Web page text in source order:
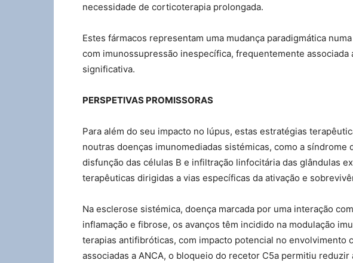
necessidade de corticoterapia prolongada.
Estes fármacos representam uma mudança paradigmática
com imunossupressão inespecífica, frequentemente associada
significativa.
PERSPETIVAS PROMISSORAS
Para além do seu impacto no lúpus, estas estratégias
noutras doenças imunomediadas sistémicas, como a síndrome
disfunção das células B e infiltração linfocitária das glândulas
terapêuticas dirigidas a vias específicas da ativação e
Na esclerose sistémica, doença marcada por uma interação
inflamação e fibrose, os avanços têm incidido na modulação
terapias antifibróticas, com impacto potencial no envolvimento
associadas a ANCA, o bloqueio do recetor C5a permitiu